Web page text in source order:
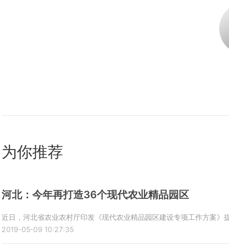
为你推荐
河北：今年再打造36个现代农业精品园区
近日，河北省农业农村厅印发《现代农业精品园区建设专项工作方案
2019-05-09 10:27:35